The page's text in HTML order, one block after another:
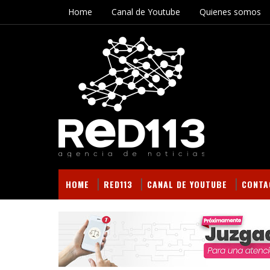
Home Canal de Youtube Quienes somos
HOME RED113 CANAL DE YOUTUBE